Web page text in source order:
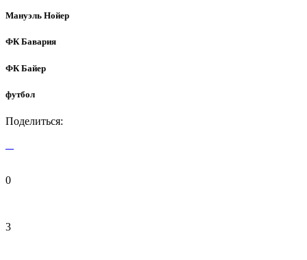
Мануэль Нойер
ФК Бавария
ФК Байер
футбол
Поделиться:
0
3